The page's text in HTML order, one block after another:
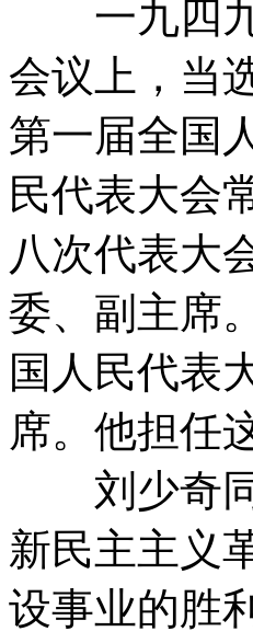
一九四九
会议上，当
第一届全国
民代表大会
八次代表大
委、副主席
国人民代表
席。他担任
刘少奇同
新民主主义
设事业的胜